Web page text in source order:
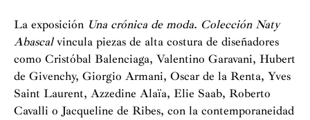
La exposición Una crónica de moda. Colección Naty
Abascalvincula piezas de alta costura de diseñadores
como Cristóbal Balenciaga, Valentino Garavani, Hubert
de Givenchy, Giorgio Armani, Oscar de la Renta, Yves
Saint Laurent, Azzedine Alaïa, Elie Saab, Roberto
Cavalli o Jacqueline de Ribes, con la contemporaneidad